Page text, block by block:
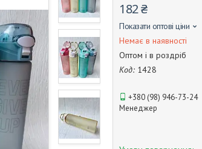
182 ₴
Показати оптові ціни
Немає в наявності
Оптом і в роздріб
Код: 1428
+380 (98) 946-73-24
Менеджер